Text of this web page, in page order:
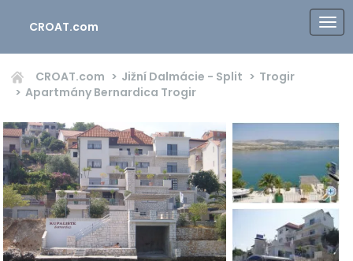
CROAT.com
CROAT.com Jižní Dalmácie - Split
Trogir
Apartmány Bernardica Trogir